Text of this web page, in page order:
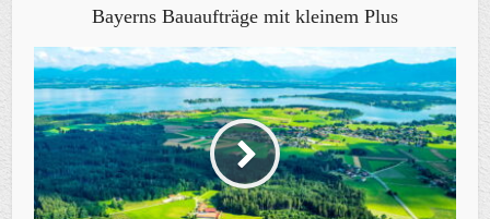
Bayerns Bauaufträge mit kleinem Plus